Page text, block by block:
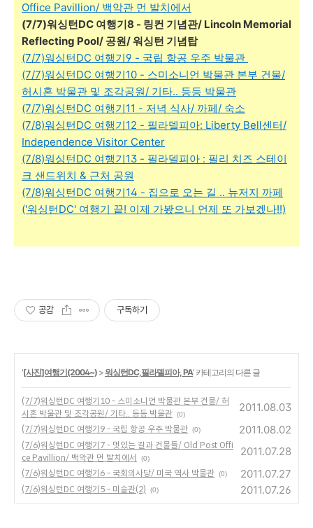
Office Pavillion/ 백악관 먼 발치에서
(7/7)워싱턴DC 여행기8 - 링컨 기념관/ Lincoln Memorial
Reflecting Pool/ 공원/ 워싱턴 기념탑
(7/7)워싱턴DC 여행기9 - 국립 항공 우주 박물관
(7/7)워싱턴DC 여행기10 - 스미소니언 박물관 본부 건물/
허시혼 박물관 및 조각공원/ 기타.. 등등 박물관
(7/7)워싱턴DC 여행기11 - 저녁 식사/ 까페/ 숙소
(7/8)워싱턴DC 여행기12 - 필라델피아: Liberty Bell센터/
Independence Visitor Center
(7/8)워싱턴DC 여행기13 - 필라델피아 : 필리 치즈 스테이
크 샌드위치 & 근처 공원
(7/8)워싱턴DC 여행기14 - 집으로 오는 길 .. 뉴저지 까페
('워싱턴DC' 여행기 끝! 이제 가봤으니 언제 또 가보겠나!!)
공감 구독하기
'[사진]여행기(2004~) >워싱턴DC,필라델피아, PA' 카테고리의 다른 글
(7/7)워싱턴DC 여행기10 - 스미소니언 박물관 본부 건물/ 허
시혼 박물관 및 조각공원/ 기타.. 등등 박물관 (0)
2011.08.03
(7/7)워싱턴DC 여행기9 - 국립 항공 우주 박물관 (0) 2011.08.02
(7/6)워싱턴DC 여행기7 - 멋있는 길과 건물들/ Old Post Offi
ce Pavillion/ 백악관 먼 발치에서
(0)
2011.07.28
(7/6)워싱턴DC 여행기6 - 국회의사당/ 미국 역사 박물관 (0) 2011.07.27
(7/6)워싱턴DC 여행기5 - 미술관(2) (0) 2011.07.26